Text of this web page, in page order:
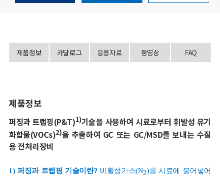
제품정보 카달로그 응용자료 동영상 FAQ
제품정보
퍼징과 트랩핑(P&T)1)기술을 사용하여 시료로부터휘발성 유기
화합물(VOCs)2)을 추출하여 GC 또는 GC/MSD를 보내는 수질
용 전처리장비
1) 퍼징과 트랩핑 기술이란? 비활성가스(N2)를 시료에 불어넣어